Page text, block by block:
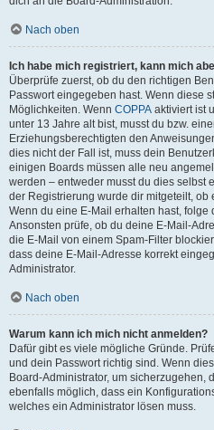
Nach oben
Ich habe mich registriert, kann mich
Überprüfe zuerst, ob du den richtigen
Passwort eingegeben hast. Wenn diese
Möglichkeiten. Wenn COPPA aktiviert ist
unter 13 Jahre alt bist, musst du bzw.
Erziehungsberechtigten den
dies nicht der Fall ist, muss dein
einigen Boards müssen alle neu
werden – entweder musst du dies selbst
der Registrierung wurde dir mitgeteilt, ob
Wenn du eine E-Mail erhalten hast,
Ansonsten prüfe, ob du deine E-Mail-
die E-Mail von einem Spam-Filter
dass deine E-Mail-Adresse korrekt
Administrator.
Nach oben
Warum kann ich mich nicht anmelden?
Dafür gibt es viele mögliche Gründe.
und dein Passwort richtig sind. Wenn
Board-Administrator, um sicherzugehen,
ebenfalls möglich, dass ein
welches ein Administrator lösen muss.